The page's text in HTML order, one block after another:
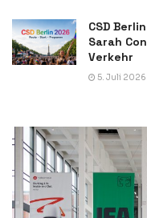
CSD
Sarah
Verkehr
5. Juli